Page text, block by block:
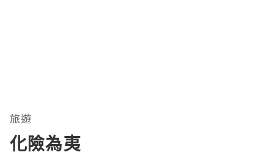
旅遊
化險為夷